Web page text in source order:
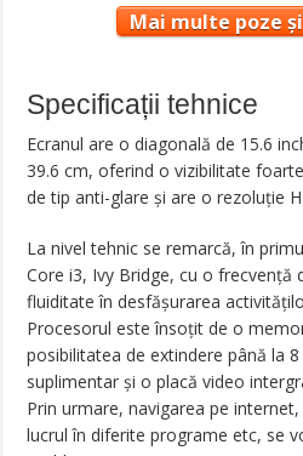
Mai multe poze
Specificații tehnice
Ecranul are o diagonală de 15.6
39.6 cm, oferind o vizibilitate
de tip anti-glare și are o rezoluție
La nivel tehnic se remarcă, în
Core i3, Ivy Bridge, cu o frecvență
fluiditate în desfășurarea
Procesorul este însoțit de o
posibilitatea de extindere până la
suplimentar și o placă video
Prin urmare, navigarea pe
lucrul în diferite programe etc, se